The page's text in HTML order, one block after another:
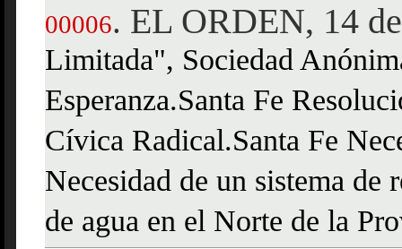
00006. EL ORDEN, 14
Limitada", Sociedad
Esperanza.Santa Fe
Cívica Radical.Santa Fe
Necesidad de un sistema de
de agua en el Norte de la